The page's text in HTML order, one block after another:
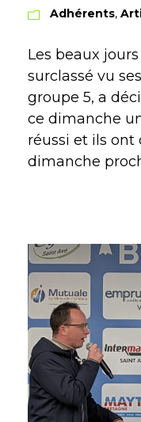
Adhérents,
Les beaux
surclassé vu
groupe 5, a
ce dimanche
réussi et ils
dimanche